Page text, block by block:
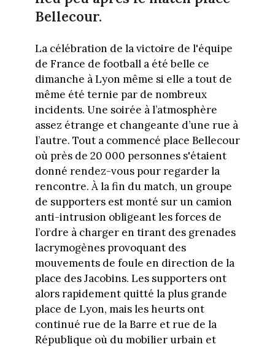
Bellecour.
La célébration de la victoire de l'équipe
de France de football a été belle ce
dimanche à Lyon même si elle a tout de
même été ternie par de nombreux
incidents. Une soirée à l’atmosphère
assez étrange et changeante d’une rue à
l’autre. Tout a commencé place Bellecour
où près de 20 000 personnes s'étaient
donné rendez-vous pour regarder la
rencontre. À la fin du match, un groupe
de supporters est monté sur un camion
anti-intrusion obligeant les forces de
l’ordre à charger en tirant des grenades
lacrymogènes provoquant des
mouvements de foule en direction de la
place des Jacobins. Les supporters ont
alors rapidement quitté la plus grande
place de Lyon, mais les heurts ont
continué rue de la Barre et rue de la
République où du mobilier urbain et